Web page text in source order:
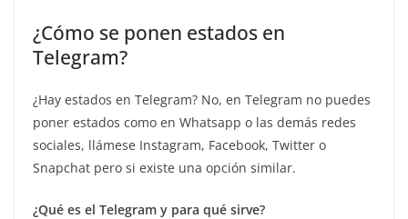
¿Cómo se ponen estados en
Telegram?
¿Hay estados en Telegram? No, en Telegram no puedes
poner estados como en Whatsapp o las demás redes
sociales, llámese Instagram, Facebook, Twitter o
Snapchat pero si existe una opción similar.
¿Qué es el Telegram y para qué sirve?